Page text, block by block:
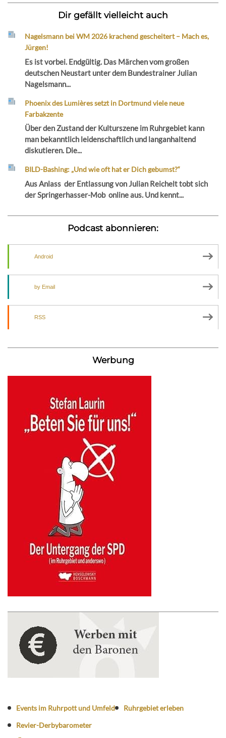
Dir gefällt vielleicht auch
Nagelsmann bei WM 2026 krachend gescheitert – Mach es,
Jürgen!
Es ist vorbei. Endgültig. Das Märchen vom großen
deutschen Neustart unter dem Bundestrainer Julian
Nagelsmann...
Phoenix des Lumières setzt in Dortmund viele neue
Farbakzente
Über den Zustand der Kulturszene im Ruhrgebiet kann
man bekanntlich leidenschaftlich und langanhaltend
diskutieren. Die...
BILD-Bashing: „Und wie oft hat er Dich gebumst?“
Aus Anlass der Entlassung von Julian Reichelt tobt sich
der Springerhasser-Mob online aus. Und kennt...
Podcast abonnieren:
Android
by Email
RSS
Werbung
Events im Ruhrpott und Umfeld
Ruhrgebiet erleben
Revier-Derbybarometer